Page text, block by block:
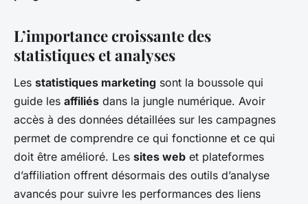
L’importance croissante des
statistiques et analyses
Les statistiques marketing sont la boussole qui
guide les affiliés dans la jungle numérique. Avoir
accès à des données détaillées sur les campagnes
permet de comprendre ce qui fonctionne et ce qui
doit être amélioré. Les sites web et plateformes
d’affiliation offrent désormais des outils d’analyse
avancés pour suivre les performances des liens